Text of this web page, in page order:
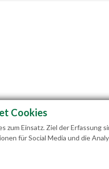
Hedegger
Cookies
zum Einsatz. Ziel der Erfassung
für Social Media und die